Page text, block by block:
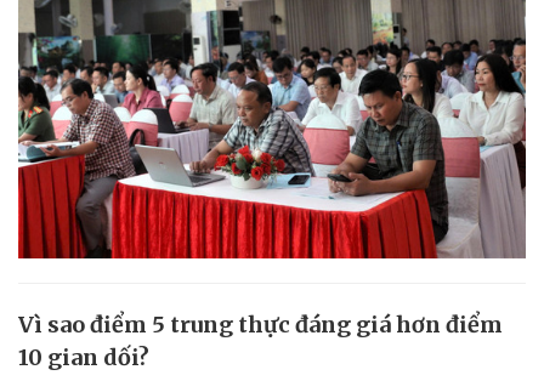
Vì sao điểm 5 trung thực đáng giá hơn điểm
10 gian dối?